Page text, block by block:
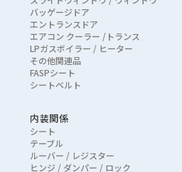
バッゲージドア
エントランスドア
エアコン クーラー /トランス
LPガスボイラー / ヒーター
その他関連品
FASPシート
シートベルト
内装関係
シート
テーブル
ルーバー / レジスター
ヒンジ / ダンパー / ロック